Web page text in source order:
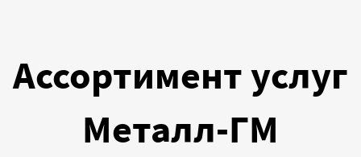
Ассортимент услуг
Металл-ГМ